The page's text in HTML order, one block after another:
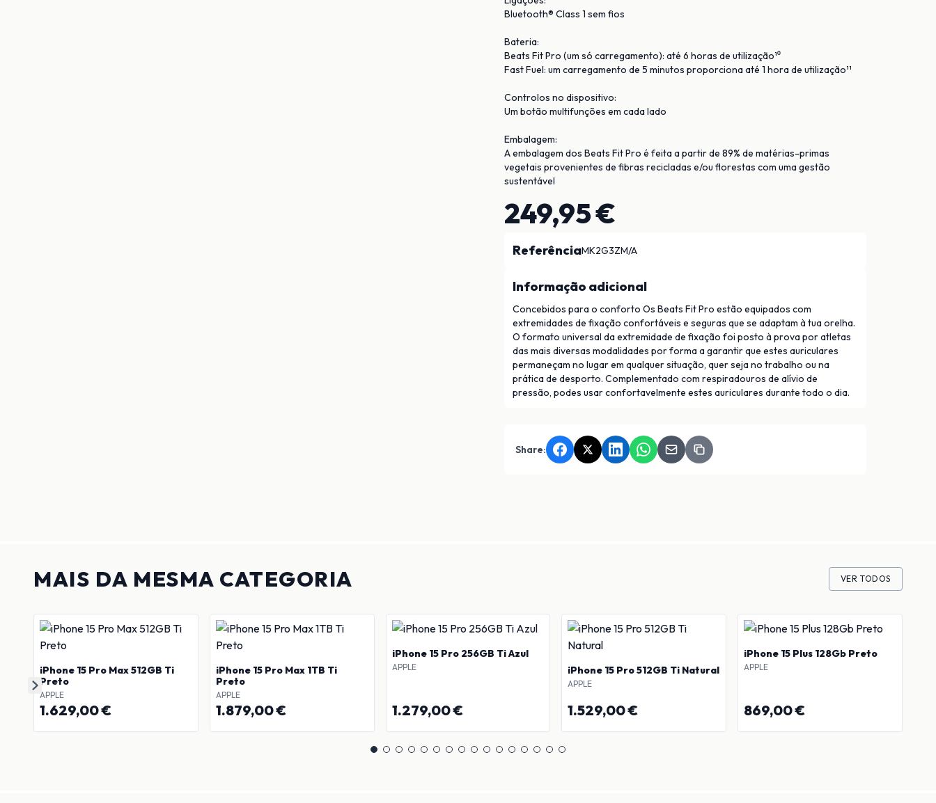
Bluetooth® Class 1 sem fios
Bateria:
Beats Fit Pro (um só carregamento): até 6 horas de utilização¹⁰
Fast Fuel: um carregamento de 5 minutos proporciona até 1 hora de utilização¹¹
Controlos no dispositivo:
Um botão multifunções em cada lado
Embalagem:
A embalagem dos Beats Fit Pro é feita a partir de 89% de matérias-primas
vegetais provenientes de fibras recicladas e/ou florestas com uma gestão
sustentável
249,95 €
ReferênciaMK2G3ZM/A
Informação adicional
Concebidos para o conforto Os Beats Fit Pro estão equipados com
extremidades de fixação confortáveis e seguras que se adaptam à tua orelha.
O formato universal da extremidade de fixação foi posto à prova por atletas
das mais diversas modalidades por forma a garantir que estes auriculares
permaneçam no lugar em qualquer situação, quer seja no trabalho ou na
prática de desporto. Complementado com respiradouros de alívio de
pressão, podes usar confortavelmente estes auriculares durante todo o dia.
Share:
MAIS DA MESMA CATEGORIA VER TODOS
iPhone 15 Pro Max 512GB Ti
Preto
APPLE
1.629,00 €
iPhone 15 Pro Max 1TB Ti
Preto
APPLE
1.879,00 €
iPhone 15 Pro 256GB Ti Azul
APPLE
1.279,00 €
iPhone 15 Pro 512GB Ti Natural
APPLE
1.529,00 €
iPhone 15 Plus 128Gb Preto
APPLE
869,00 €